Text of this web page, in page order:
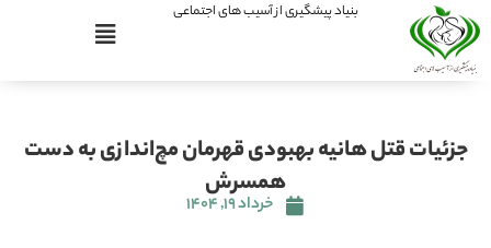
بنیاد پیشگیری از آسیب های اجتماعی
جزئیات قتل هانیه بهبودی قهرمان مچ‌اندازی به دست
همسرش
خرداد ۱۹, ۱۴۰۴